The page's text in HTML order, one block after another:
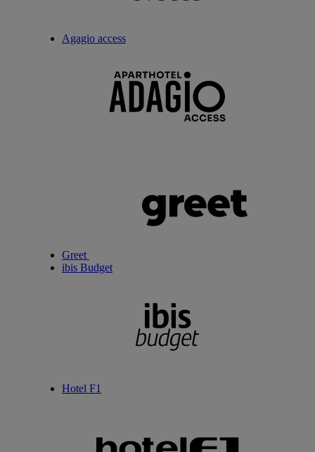
Agagio access
Greet
ibis Budget
Hotel F1